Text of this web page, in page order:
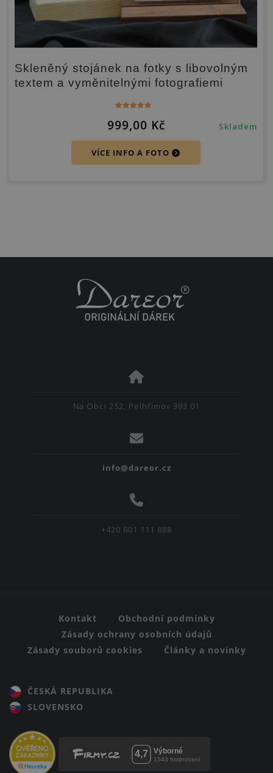
Skleněný stojánek na fotky s libovolným
textem a vyměnitelnými fotografiemi
5.00
z 5
999,00 Kč Skladem
VÍCE INFO A FOTO
Na Obci 252, Pelhřimov 393 01
info@dareor.cz
+420 601 111 888
Kontakt
Obchodní podmínky
Zásady ochrany osobních údajů
Zásady souborů cookies
Články a novinky
ČESKÁ REPUBLIKA
SLOVENSKO